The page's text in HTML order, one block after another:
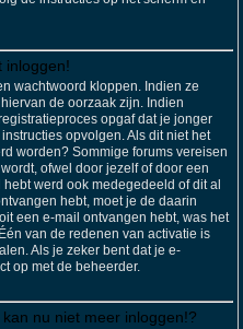
inloggen!
wachtwoord kloppen. Indien ze
de oorzaak zijn. Indien
opgaf dat je jonger
opvolgen. Als dit niet het
worden? Sommige forums vereisen
ofwel door jezelf of door een
werd ook medegedeeld of dit al
hebt, moet je de daarin
een e-mail ontvangen hebt, was het
van de redenen van activatie is
Als je zeker bent dat je e-
op met de beheerder.
nu niet meer inloggen!?